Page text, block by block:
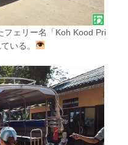
フェリー名「Koh Kood Pri
いる。